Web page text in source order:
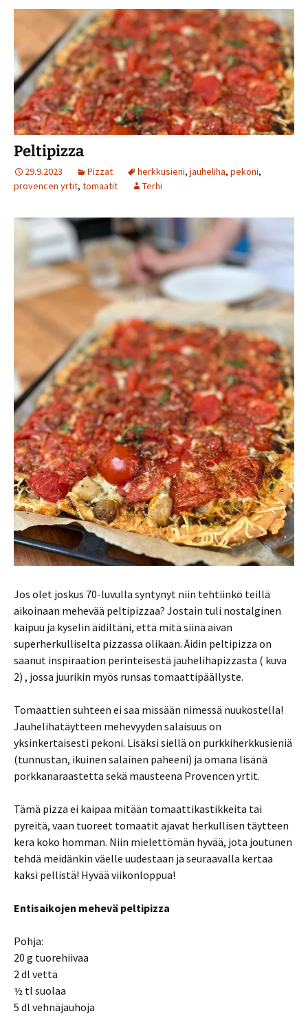
p
Peltipizza
29.9.2023 Pizzat herkkusieni, jauheliha, pekoni,
provencen yrtit, tomaatit Terhi
Jos olet joskus 70-luvulla syntynyt niin tehtiinkö teillä
aikoinaan mehevää peltipizzaa? Jostain tuli nostalginen
kaipuu ja kyselin äidiltäni, että mitä siinä aivan
superherkulliselta pizzassa olikaan. Äidin peltipizza on
saanut inspiraation perinteisestä jauhelihapizzasta ( kuva
2) , jossa juurikin myös runsas tomaattipäällyste.
Tomaattien suhteen ei saa missään nimessä nuukostella!
Jauhelihatäytteen mehevyyden salaisuus on
yksinkertaisesti pekoni. Lisäksi siellä on purkkiherkkusieniä
(tunnustan, ikuinen salainen paheeni) ja omana lisänä
porkkanaraastetta sekä mausteena Provencen yrtit.
Tämä pizza ei kaipaa mitään tomaattikastikkeita tai
pyreitä, vaan tuoreet tomaatit ajavat herkullisen täytteen
kera koko homman. Niin mielettömän hyvää, jota joutunen
tehdä meidänkin väelle uudestaan ja seuraavalla kertaa
kaksi pellistä! Hyvää viikonloppua!
Entisaikojen mehevä peltipizza
Pohja:
20 g tuorehiivaa
2 dl vettä
½ tl suolaa
5 dl vehnäjauhoja